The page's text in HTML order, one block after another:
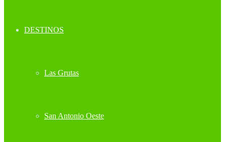
DESTINOS
Las Grutas
San Antonio Oeste